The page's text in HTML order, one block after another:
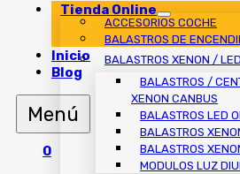
Tienda Online
ACCESORIOS COCHE
BALASTROS DE
BALASTROS XENON / LED
BALASTROS /
XENON CANBUS
BALASTROS LED
BALASTROS
BALASTROS
MODULOS LUZ
Inicio
Blog
0